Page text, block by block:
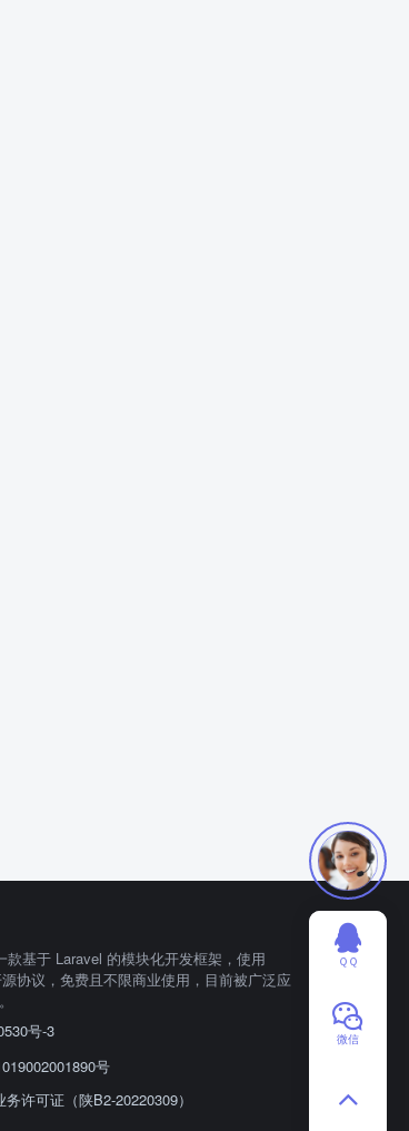
款基于 Laravel 的模块化开发框架，使用
协议，免费且不限商业使用，目前被广泛应
号-3
号
许可证（陕B2-20220309）
ＱＱ
微信